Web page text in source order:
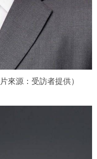
來源：受訪者提供）